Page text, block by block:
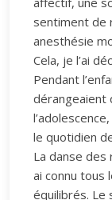
sentiment de
anesthésie
Cela, je l’ai
Pendant
dérangeaient
le quotidien
La danse des
ai connu tous
équilibrés. Le